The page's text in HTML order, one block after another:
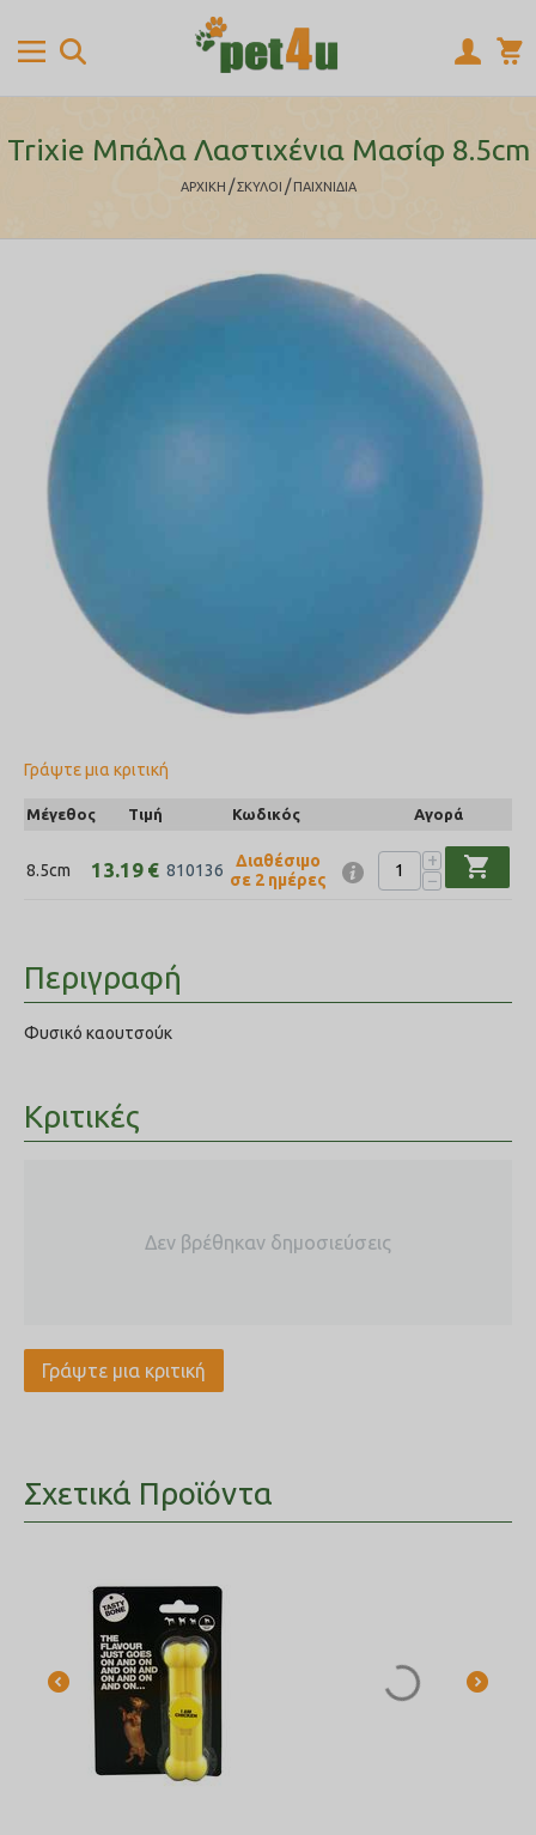
Trixie Μπάλα Λαστιχένια Μασίφ 8.5cm
ΑΡΧΙΚΉ / ΣΚΥΛΟΙ / ΠΑΙΧΝΙΔΙΑ
Γράψτε μια κριτική
Μέγεθος Τιμή Κωδικός Αγορά
8.5cm 13.19 € 810136
Διαθέσιμο
σε 2 ημέρες
+
−
shopping_cart
Περιγραφή
Φυσικό καουτσούκ
Κριτικές
Δεν βρέθηκαν δημοσιεύσεις
Γράψτε μια κριτική
Σχετικά Προϊόντα